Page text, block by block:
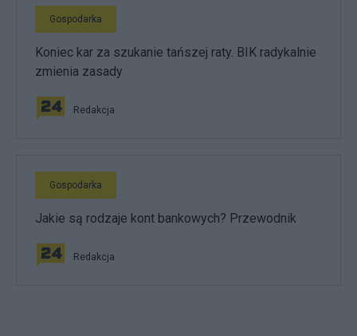
Gospodarka
Koniec kar za szukanie tańszej raty. BIK radykalnie
zmienia zasady
Redakcja
Gospodarka
Jakie są rodzaje kont bankowych? Przewodnik
Redakcja